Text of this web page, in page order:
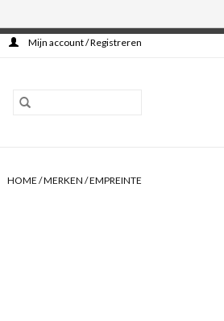
Mijn account / Registreren
HOME /MERKEN /EMPREINTE